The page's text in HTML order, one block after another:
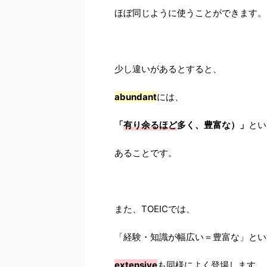
ほぼ同じように使うことができます。
少し違いがあるとすると、
abundantには、
「有り余るほど多く、豊富な）」 と
あることです。
また、TOEICでは、
「経験・知識が幅広い＝豊富な」とい